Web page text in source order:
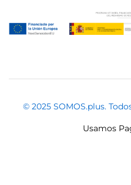
© 2025 SOMOS.plus.
Usamos